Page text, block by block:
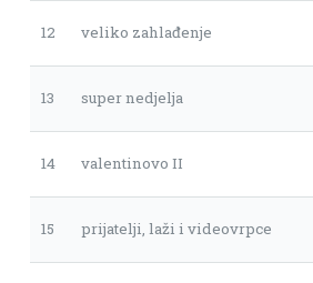
12 veliko zahlađenje
13 super nedjelja
14 valentinovo II
15 prijatelji, laži i videovrpce